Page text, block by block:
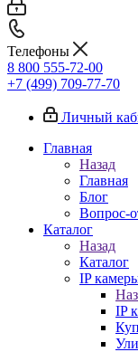
Телефоны
8 800 555-72-00
+7 (499) 709-77-70
Личный
Главная
Назад
Главная
Блог
Вопрос-
Каталог
Назад
Каталог
IP
IP